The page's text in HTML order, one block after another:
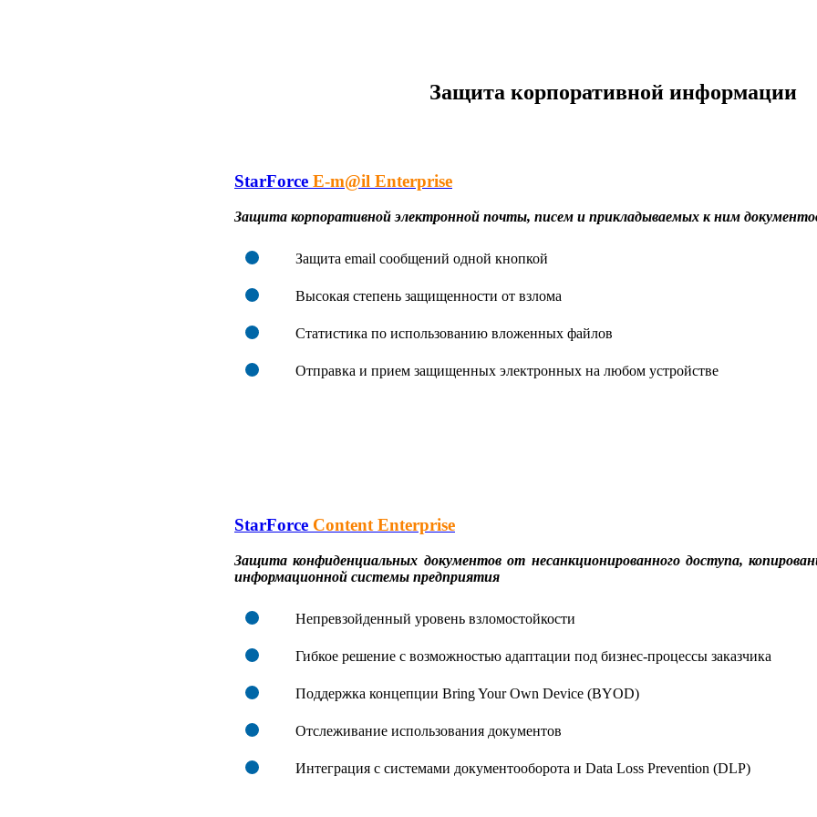
Защита корпоративной информации
StarForce E-m@il Enterprise
Защита корпоративной электронной почты, писем и прикладываемых к ним
Защита email сообщений одной кнопкой
Высокая степень защищенности от взлома
Статистика по использованию вложенных файлов
Отправка и прием защищенных электронных на любом устройстве
StarForce Content Enterprise
Защита конфиденциальных документов от несанкционированного доступа,
информационной системы предприятия
Непревзойденный уровень взломостойкости
Гибкое решение с возможностью адаптации под бизнес-процессы заказчика
Поддержка концепции Bring Your Own Device (BYOD)
Отслеживание использования документов
Интеграция с системами документооборота и Data Loss Prevention (DLP)